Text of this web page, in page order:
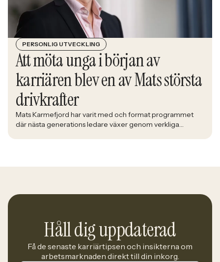
PERSONLIG UTVECKLING
Att möta unga i början av
karriären blev en av Mats största
drivkrafter
Mats Karmefjord har varit med och format programmet
där nästa generations ledare växer genom verkliga
Håll dig uppdaterad
Få de senaste karriärtipsen och insikterna om
arbetsmarknaden direkt till din inkorg.